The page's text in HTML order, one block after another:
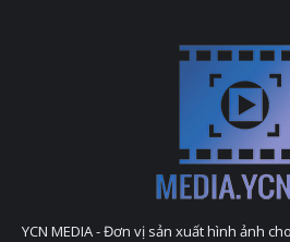
YCN MEDIA - Đơn vị sản xuất hình ảnh